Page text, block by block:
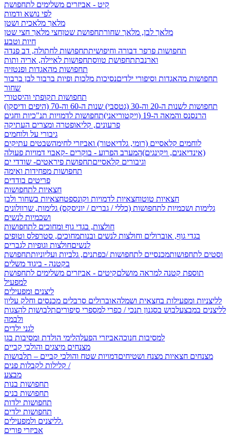
קיט - אביזרים משלימים לתחפושת
לפי נושא ודמות
מלאך מלאכית ושטן
מלאך לבן, מלאך שחורתחפושת שטןחצי מלאך חצי שטן
חיות וטבע
תחפושות פרפר דבורה וחיפושיתתחפושות לחתולה, דב פנדה
וארנבתתחפושת טווסתחפושות לאיילה, אריה ותות
תחפושות מהאגדות ופנטזיה
תחפושות מהאגדות וסיפורי ילדיםנסיכות מלכות ופיות ברבור לבן ברבור
שחור
תחפושות תקופתי והיסטורי
תחפושות לשנות ה-20 וה-30 (גטסבי)
שנות ה-60 וה-70 (היפים ודיסקו)
הרנסנס והמאה ה-19 (ויקטוריאני)
תחפושות לדמויות תנ"כיות וחגים
פרעונים, קליאופטרה ומצרים העתיקה
גיבורי על ולוחמים
לוחמים קלאסיים (רומי, גלדיאטור) ואביזרי לחימהשבטים עתיקים
(אינדיאנים, ויקינגים)המערב הפרוע - בוקרים -קאבוי דמויות פעולה
וגיבורים קלאסייםתחפושת פיראטים- שודדי ים
תחפושות מפחידות ואימה
פריטים בודדים
חצאיות לתחפושות
חצאיות טוטוחצאיות לדמויות וקונספטחצאיות בשחור ולבן
גלימות ושכמיות לתחפושות (כללי / גברים / יוניסקס) גלימות, שרוולונים
ושכמיות לנשים
חולצות, בגדי גוף ומחוכים לתחפושות
בגדי גוף, אוברולים וחולצות לנשים ובנותמחוכים, סטרפלס וטופים
לנשיםחולצות וגופיות לגברים
וסטים לתחפושותמכנסיים לתחפושות /כפתנים, גלביות ועליוניותתחפושת
בקטנה - ביגוד משלים
תוספת קטנה למראה מושלםקיטים - אביזרים משלימים לתחפושת
למפעיל
ליצנים ומפעילים
לליצניות ומפעילות בחצאית ושמלהאוברולים סרבלים מכנסים וחלק עליון
לליצנים במבצעלבוש בסגנון תנכי / כפרי למספרי סיפוריםתלבושות להצגות
ולבמה
לגני ילדים
למסיבות חנוכהאביזרי הפעלהלימי הולדת ומסיבות בגן
מצנחים מיצגים והולכי קביים
מצנחים חצאיות מצנח ושטיחיםדמויות שטח והולכי קביים – תלבושות
קלילות לקבלות פנים /
מבצע
תחפושות בנות
תחפושות בנים
תחפושות ילדות
תחפושות ילדים
לליצנים ולמפעילים.
אביזרי פורים